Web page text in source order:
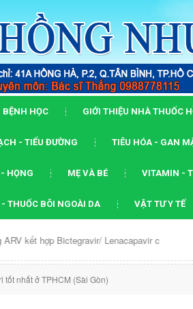
BỆNH HỌC GIỚI THIỆU NHÀ THUỐC
- TIỂU ĐƯỜNG TIÊU HÓA - GAN
HỌNG MẸ VÀ BÉ VITAMIN -
- THUỐC BÔI NGOÀI DA VẬT TƯ Y TẾ
Bictegravir/ Lenacapavir có thể...
tốt nhất ở TPHCM (Sài Gòn)